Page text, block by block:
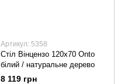
Артикул: 5358
Стіл Вінцензо 120х70 Onto
білий / натуральне дерево
8 119 грн